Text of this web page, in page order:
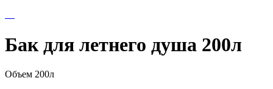
Бак для летнего душа 200л
Объем 200л